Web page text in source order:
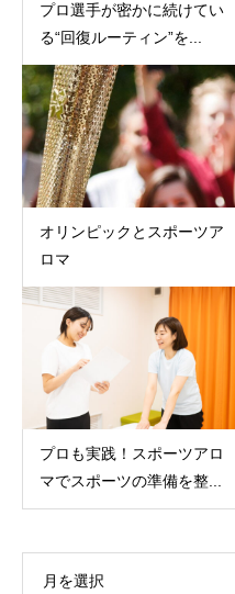
プロ選手が密かに続けてい
る“回復ルーティン”を...
オリンピックとスポーツア
ロマ
プロも実践！スポーツアロ
マでスポーツの準備を整...
月を選択